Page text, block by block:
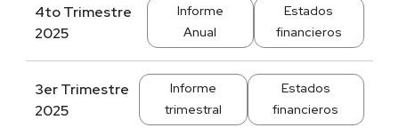
4to Trimestre
2025
Informe
Anual
Estados
financieros
3er Trimestre
2025
Informe
trimestral
Estados
financieros